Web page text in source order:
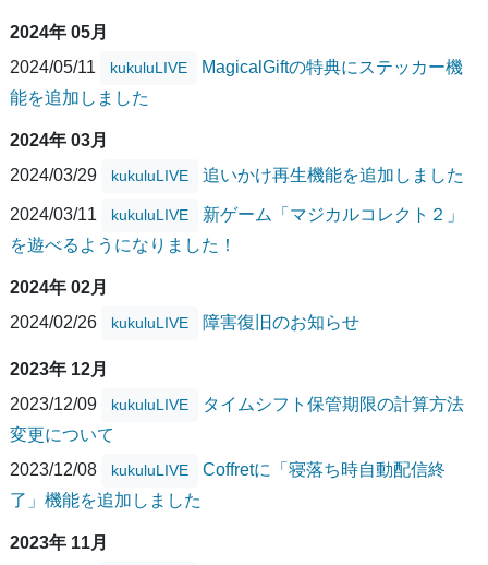
2024年 05月
2024/05/11
kukuluLIVE
MagicalGiftの特典にステッカー機
能を追加しました
2024年 03月
2024/03/29
kukuluLIVE 追いかけ再生機能を追加しました
2024/03/11 kukuluLIVE
新ゲーム「マジカルコレクト２」
を遊べるようになりました！
2024年 02月
2024/02/26
kukuluLIVE 障害復旧のお知らせ
2023年 12月
2023/12/09
kukuluLIVE
タイムシフト保管期限の計算方法
変更について
2023/12/08
kukuluLIVE
Coffretに「寝落ち時自動配信終
了」機能を追加しました
2023年 11月